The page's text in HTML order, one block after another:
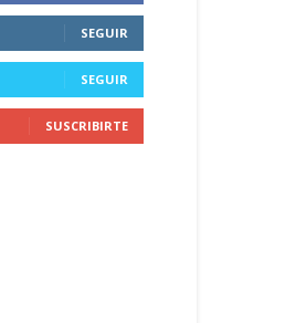
SEGUIR
SEGUIR
SUSCRIBIRTE